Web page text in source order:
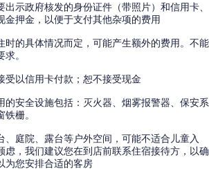
出示政府核发的身份证件（带照片）和信用卡、
金押金，以便于支付其他杂项的费用
时的具体情况而定，可能产生额外的费用。不能
。
受以信用卡付款；恕不接受现金
的安全设施包括：灭火器、烟雾报警器、保安系
栅。
、庭院、露台等户外空间，可能不适合儿童入
虑，我们建议您在到店前联系住宿接待方，以确
为您安排合适的客房